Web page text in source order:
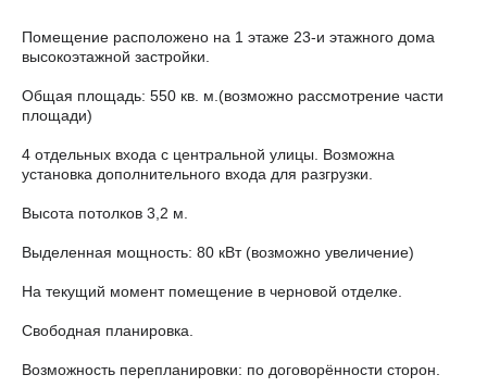
Помещение расположено на 1 этаже 23-и этажного дома
высокоэтажной застройки.
Общая площадь: 550 кв. м.(возможно рассмотрение части
площади)
4 отдельных входа с центральной улицы. Возможна
установка дополнительного входа для разгрузки.
Высота потолков 3,2 м.
Выделенная мощность: 80 кВт (возможно увеличение)
На текущий момент помещение в черновой отделке.
Свободная планировка.
Возможность перепланировки: по договорённости сторон.